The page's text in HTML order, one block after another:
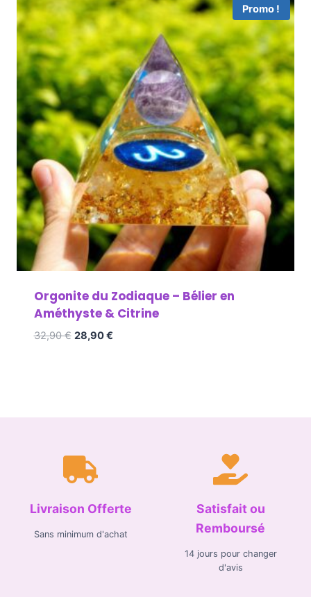
Promo !
Orgonite du Zodiaque – Bélier en
Améthyste & Citrine
32,90€ 28,90€
Livraison Offerte
Sans minimum d'achat
Satisfait ou
Remboursé
14 jours pour changer
d'avis